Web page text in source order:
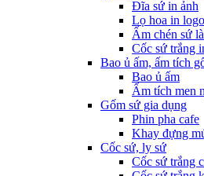
Đĩa sứ in ảnh
Lọ hoa in
Ấm chén sứ
Cốc sứ trắng
Bao ủ ấm, ấm tích
Bao ủ ấm
Ấm tích men
Gốm sứ gia dụng
Phin pha cafe
Khay đựng
Cốc sứ, ly sứ
Cốc sứ trắng